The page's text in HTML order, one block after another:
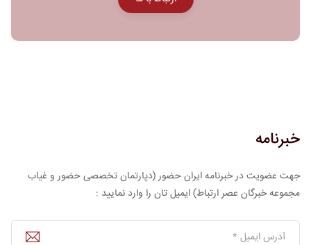
خبرنامه
جهت عضویت در خبرنامه ایران حضور (دپارتمان تخصصی حضور و غیاب
مجموعه خبرگان عصر ارتباط) ایمیل تان را وارد نمایید :